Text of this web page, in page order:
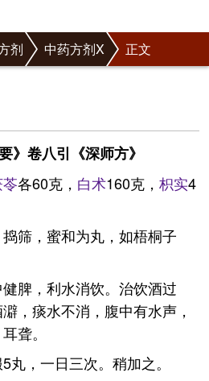
剂 中药方剂X 正文
》卷八引《深师方》
各60克， 白术160克， 枳实4
捣筛，蜜和为丸，如梧桐子
健脾，利水消饮。治饮酒过
，痰水不消，腹中有水声，
聋。
丸，一日三次。稍加之。